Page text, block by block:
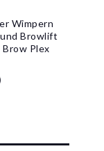
Wimpern
Browlift
Brow Plex